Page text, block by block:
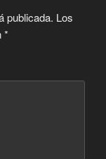
publicada. Los
*